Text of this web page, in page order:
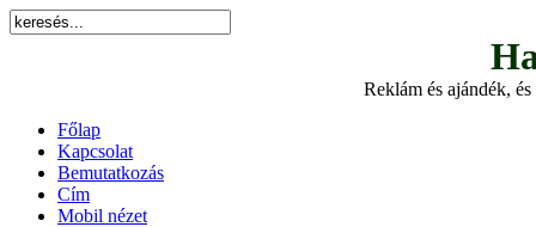
Reklám és ajándék,
Főlap
Kapcsolat
Bemutatkozás
Cím
Mobil nézet